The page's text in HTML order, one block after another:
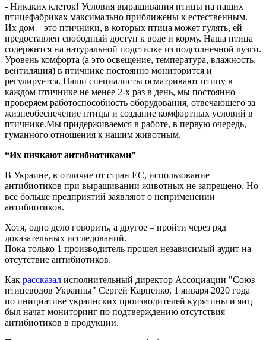
- Никаких клеток! Условия выращивания птицы на наших
птицефабриках максимально приближены к естественным.
Их дом – это птичники, в которых птица может гулять, ей
предоставлен свободный доступ к воде и корму. Наша птица
содержится на натуральной подстилке из подсолнечной лузги.
Уровень комфорта (а это освещение, температура, влажность,
вентиляция) в птичнике постоянно мониторится и
регулируется. Наши специалисты осматривают птицу в
каждом птичнике не менее 2-х раз в день, мы постоянно
проверяем работоспособность оборудования, отвечающего за
жизнеобеспечение птицы и создание комфортных условий в
птичнике.Мы придерживаемся в работе, в первую очередь,
гуманного отношения к нашим животным.
“Их пичкают антибиотиками”
В Украине, в отличие от стран ЕС, использование
антибиотиков при выращивании животных не запрещено. Но
все больше предприятий заявляют о неприменении
антибиотиков.
Хотя, одно дело говорить, а другое – пройти через ряд
доказательных исследований.
Пока только 1 производитель прошел независимый аудит на
отсутствие антибиотиков.
Как рассказал исполнительный директор Ассоциации "Союз
птицеводов Украины" Сергей Карпенко, 1 января 2020 года
по инициативе украинских производителей курятины и яиц
был начат мониторинг по подтверждению отсутствия
антибиотиков в продукции.